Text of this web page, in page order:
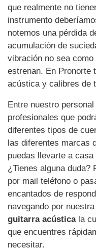
que realmente no
instrumento
notemos una pérdida
acumulación de
vibración no sea
estrenan. En Pronorte
acústica y calibres de
Entre nuestro
profesionales que
diferentes tipos de
las diferentes marcas
puedas llevarte a
¿Tienes alguna duda?
por mail teléfono o
encantados de
navegando por
guitarra acústicala
que encuentres
necesitar.